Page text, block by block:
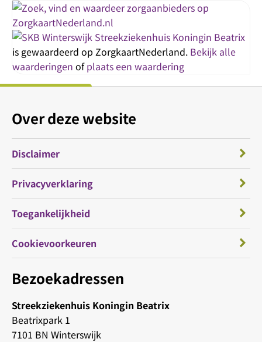
Streekziekenhuis Koningin Beatrix
is gewaardeerd op ZorgkaartNederland. Bekijk alle
waarderingen ofplaats een waardering
Bezoekadressen
Streekziekenhuis Koningin Beatrix
Beatrixpark 1
7101 BN Winterswijk
Over deze website
Disclaimer
Privacyverklaring
Toegankelijkheid
Cookievoorkeuren